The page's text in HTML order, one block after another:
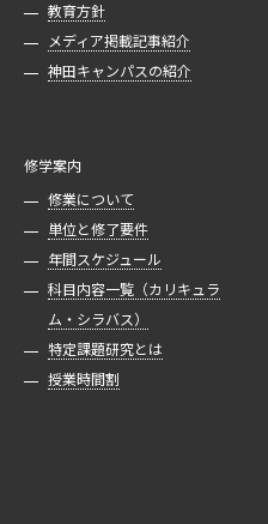
教育方針
メディア掲載記事紹介
神田キャンパスの紹介
修学案内
修業について
単位と修了要件
年間スケジュール
科目内容一覧（カリキュラ
ム・シラバス）
特定課題研究とは
授業時間割